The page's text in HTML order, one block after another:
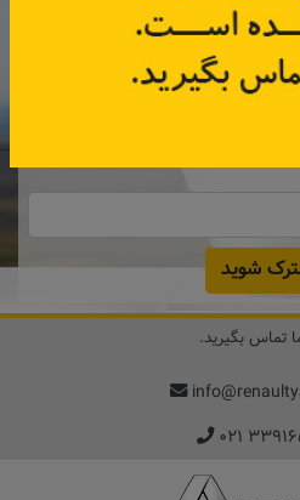
رنویدک
۱۵ هزار تومان کد‌تخفیف خرید
شوید
تماس بگیرید.